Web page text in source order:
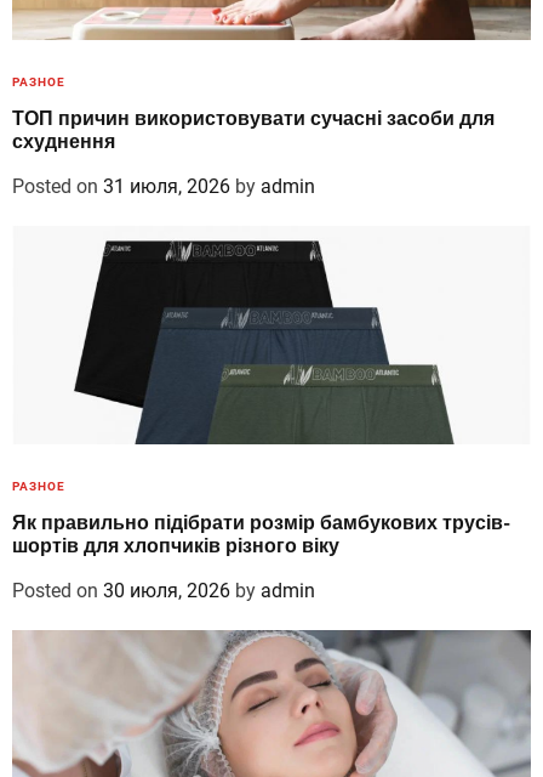
РАЗНОЕ
ТОП причин використовувати сучасні засоби для
схуднення
Posted on 31 июля, 2026 by admin
РАЗНОЕ
Як правильно підібрати розмір бамбукових трусів-
шортів для хлопчиків різного віку
Posted on 30 июля, 2026 by admin